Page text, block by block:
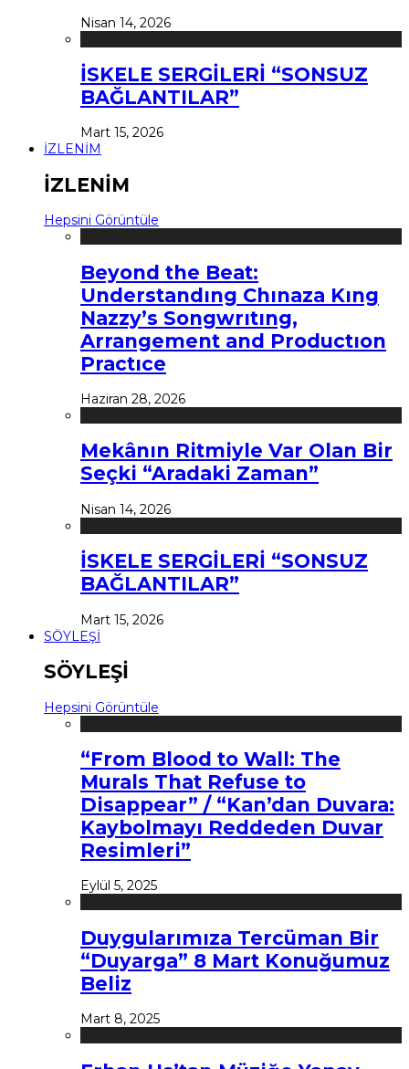
Nisan 14, 2026
İSKELE SERGİLERİ “SONSUZ
BAĞLANTILAR”
Mart 15, 2026
İZLENİM
İZLENİM
Hepsini Görüntüle
Beyond the Beat:
Understandıng Chınaza Kıng
Nazzy’s Songwrıtıng,
Arrangement and Productıon
Practıce
Haziran 28, 2026
Mekânın Ritmiyle Var Olan Bir
Seçki “Aradaki Zaman”
Nisan 14, 2026
İSKELE SERGİLERİ “SONSUZ
BAĞLANTILAR”
Mart 15, 2026
SÖYLEŞİ
SÖYLEŞİ
Hepsini Görüntüle
“From Blood to Wall: The
Murals That Refuse to
Disappear” / “Kan’dan Duvara:
Kaybolmayı Reddeden Duvar
Resimleri”
Eylül 5, 2025
Duygularımıza Tercüman Bir
“Duyarga” 8 Mart Konuğumuz
Beliz
Mart 8, 2025